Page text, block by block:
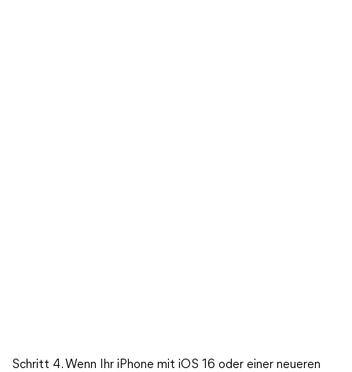
Schritt 4. Wenn Ihr iPhone mit iOS 16 oder einer neueren